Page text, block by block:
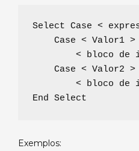
Select Case <
Case < Valor1 >
< bloco de
Case < Valor2 >
< bloco de
End Select
Exemplos: